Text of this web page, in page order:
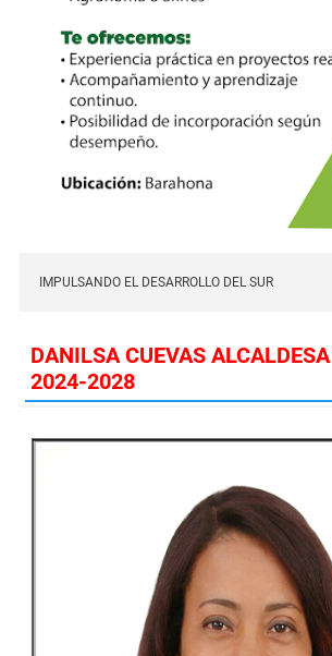
IMPULSANDO EL DESARROLLO DEL SUR
DANILSA CUEVAS
2024-2028